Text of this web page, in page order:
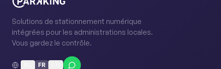
Solutions de stationnement numérique
intégrées pour les administrations locales.
Vous gardez le contrôle.
FR